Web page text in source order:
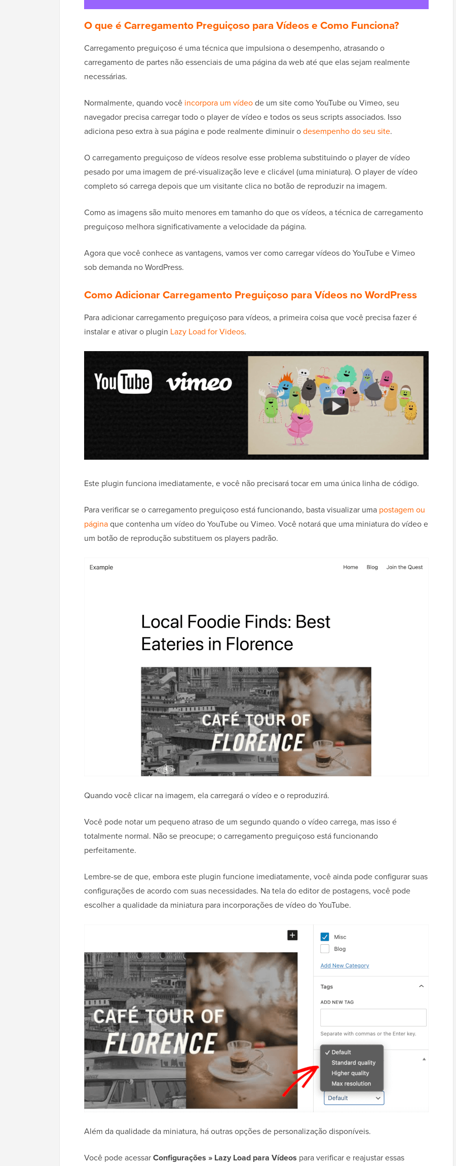
O que é Carregamento Preguiçoso para Vídeos e Como Funciona?
Carregamento preguiçoso é uma técnica que impulsiona o desempenho, atrasando o
carregamento de partes não essenciais de uma página da web até que elas sejam realmente
necessárias.
Normalmente, quando você incorpora um vídeode um site como YouTube ou Vimeo, seu
navegador precisa carregar todo o player de vídeo e todos os seus scripts associados. Isso
adiciona peso extra à sua página e pode realmente diminuir odesempenho do seu site.
O carregamento preguiçoso de vídeos resolve esse problema substituindo o player de vídeo
pesado por uma imagem de pré-visualização leve e clicável (uma miniatura). O player de vídeo
completo só carrega depois que um visitante clica no botão de reproduzir na imagem.
Como as imagens são muito menores em tamanho do que os vídeos, a técnica de carregamento
preguiçoso melhora significativamente a velocidade da página.
Agora que você conhece as vantagens, vamos ver como carregar vídeos do YouTube e Vimeo
sob demanda no WordPress.
Como Adicionar Carregamento Preguiçoso para Vídeos no WordPress
Para adicionar carregamento preguiçoso para vídeos, a primeira coisa que você precisa fazer é
instalar e ativar o plugin Lazy Load for Videos.
Este plugin funciona imediatamente, e você não precisará tocar em uma única linha de código.
Para verificar se o carregamento preguiçoso está funcionando, basta visualizar uma postagem ou
páginaque contenha um vídeo do YouTube ou Vimeo. Você notará que uma miniatura do vídeo e
um botão de reprodução substituem os players padrão.
Quando você clicar na imagem, ela carregará o vídeo e o reproduzirá.
Você pode notar um pequeno atraso de um segundo quando o vídeo carrega, mas isso é
totalmente normal. Não se preocupe; o carregamento preguiçoso está funcionando
perfeitamente.
Lembre-se de que, embora este plugin funcione imediatamente, você ainda pode configurar suas
configurações de acordo com suas necessidades. Na tela do editor de postagens, você pode
escolher a qualidade da miniatura para incorporações de vídeo do YouTube.
Além da qualidade da miniatura, há outras opções de personalização disponíveis.
Você pode acessarConfigurações » Lazy Load para Vídeos para verificar e reajustar essas